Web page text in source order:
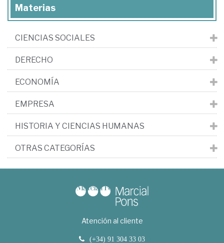
Materias
CIENCIAS SOCIALES
DERECHO
ECONOMÍA
EMPRESA
HISTORIA Y CIENCIAS HUMANAS
OTRAS CATEGORÍAS
Atención al cliente
(+34) 91 304 33 03